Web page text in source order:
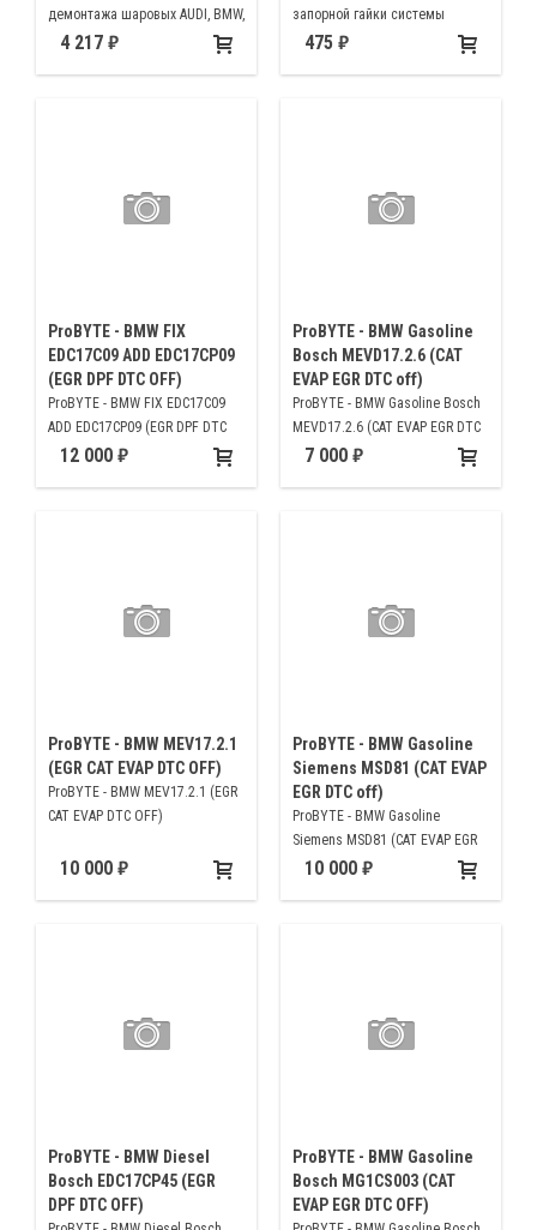
демонтажа шаровых AUDI, BMW,
Citroen, Ford, Mercedes, Opel,
4 217
запорной гайки системы
VANOS
475
ProBYTE - BMW FIX
EDC17C09 ADD EDC17CP09
(EGR DPF DTC OFF)
ProBYTE - BMW FIX EDC17C09
ADD EDC17CP09 (EGR DPF DTC
OFF)
12 000
ProBYTE - BMW Gasoline
Bosch MEVD17.2.6 (CAT
EVAP EGR DTC off)
ProBYTE - BMW Gasoline Bosch
MEVD17.2.6 (CAT EVAP EGR DTC
off)7 000
ProBYTE - BMW MEV17.2.1
(EGR CAT EVAP DTC OFF)
ProBYTE - BMW MEV17.2.1 (EGR
CAT EVAP DTC OFF)
10 000
ProBYTE - BMW Gasoline
Siemens MSD81 (CAT EVAP
EGR DTC off)
ProBYTE - BMW Gasoline
Siemens MSD81 (CAT EVAP EGR
DTC off)
10 000
ProBYTE - BMW Diesel
Bosch EDC17CP45 (EGR
DPF DTC OFF)
ProBYTE - BMW Gasoline
Bosch MG1CS003 (CAT
EVAP EGR DTC OFF)